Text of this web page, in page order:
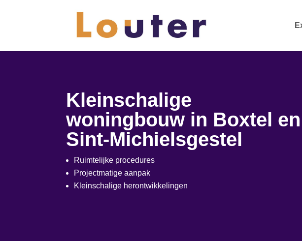
Kleinschalige
woningbouw in Boxtel en
Sint-Michielsgestel
Ruimtelijke procedures
Projectmatige aanpak
Kleinschalige herontwikkelingen